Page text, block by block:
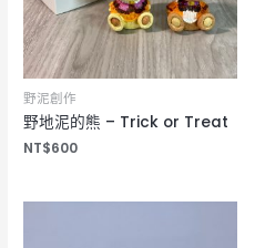
野泥創作
野地泥的熊 – Trick or Treat
NT$600